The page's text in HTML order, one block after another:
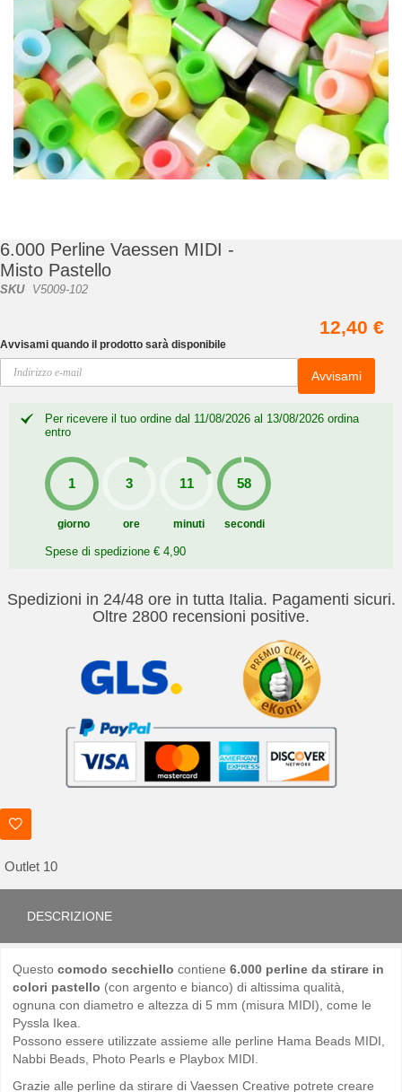
galleria
di
immagini
6.000 Perline Vaessen MIDI -
Misto Pastello
SKU V5009-102
12,40 €
Avvisami quando il prodotto sarà disponibile
Avvisami
Per ricevere il tuo ordine dal 11/08/2026 al 13/08/2026 ordina
entro
giorno ore minuti secondi
Spese di spedizione € 4,90
Spedizioni in 24/48 ore in tutta Italia. Pagamenti sicuri.
Oltre 2800 recensioni positive.
Outlet 10
DESCRIZIONE
Questocomodo secchiello contiene6.000 perline da stirare in
colori pastello (con argento e bianco) di altissima qualità,
ognuna con diametro e altezza di 5 mm (misura MIDI), come le
Pyssla Ikea.
Possono essere utilizzate assieme alle perline Hama Beads MIDI,
Nabbi Beads, Photo Pearls e Playbox MIDI.
Grazie alle perline da stirare di Vaessen Creative potrete creare